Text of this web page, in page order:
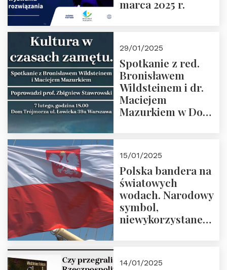
marca 2025 r.
29/01/2025
Spotkanie z red.
Bronisławem
Wildsteinem i dr.
Maciejem
Mazurkiem w Domu
Prowadzi prof.
Zbigniew
Stawrowski
15/01/2025
Polska bandera na
światowych
wodach. Narodowy
symbol,
niewykorzystane
14/01/2025